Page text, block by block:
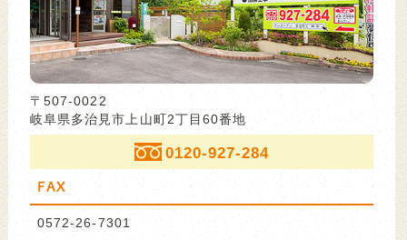
〒507-0022
岐阜県多治見市上山町2丁目60番地
0120-927-284
FAX
0572-26-7301